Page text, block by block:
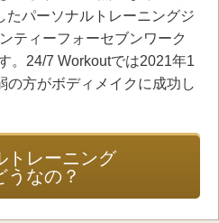
たパーソナルトレーニングジ
ティーフォーセブンワーク
。24/7 Workoutでは2021年1
の方がボディメイクに成功し
トレーニング
うなの？